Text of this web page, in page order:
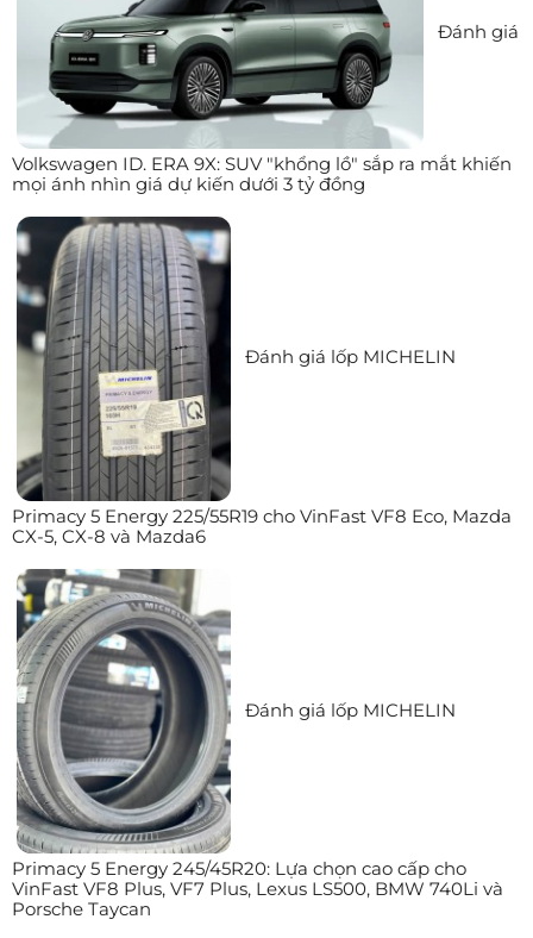
Đánh giá
Volkswagen ID. ERA 9X: SUV "khổng lồ" sắp ra mắt khiến
mọi ánh nhìn giá dự kiến dưới 3 tỷ đồng
Đánh giá lốp MICHELIN
Primacy 5 Energy 225/55R19 cho VinFast VF8 Eco, Mazda
CX-5, CX-8 và Mazda6
Đánh giá lốp MICHELIN
Primacy 5 Energy 245/45R20: Lựa chọn cao cấp cho
VinFast VF8 Plus, VF7 Plus, Lexus LS500, BMW 740Li và
Porsche Taycan